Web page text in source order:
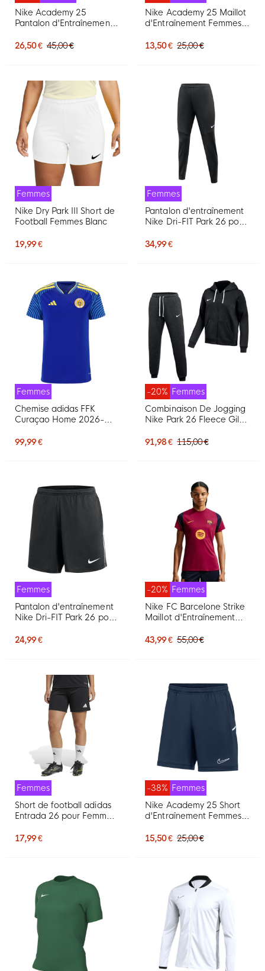
Nike Academy 25
Pantalon d'Entraînement
26,50 € 45,00 €
Nike Academy 25 Maillot
d'Entraînement Femmes
13,50 € 25,00 €
Femmes
Nike Dry Park III Short de
Football Femmes Blanc
19,99 €
Femmes
Pantalon d'entraînement
Nike Dri-FIT Park 26 pour
34,99 €
Femmes
Chemise adidas FFK
Curaçao Home 2026-
99,99 €
-20% Femmes
Combinaison De Jogging
Nike Park 26 Fleece Gilet
Blanc
91,98 € 115,00 €
Femmes
Pantalon d'entraînement
Nike Dri-FIT Park 26 pour
24,99 €
-20% Femmes
Nike FC Barcelone Strike
Maillot d'Entraînement
Rouge Bleu Foncé Jaune
43,99 € 55,00 €
Femmes
Short de football adidas
Entrada 26 pour Femmes,
17,99 €
-38% Femmes
Nike Academy 25 Short
d'Entraînement Femmes
15,50 € 25,00 €